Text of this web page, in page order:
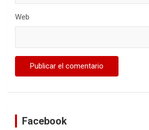
Web
Facebook